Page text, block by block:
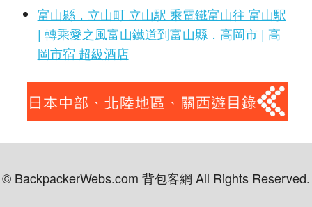
富山縣．立山町 立山駅 乘電鐵富山往 富山駅
| 轉乘愛之風富山鐵道到富山縣．高岡市 | 高
岡市宿 超級酒店
© BackpackerWebs.com 背包客網 All Rights Reserved.